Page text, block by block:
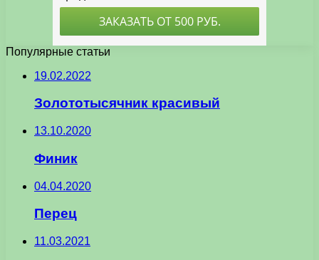
Популярные статьи
19.02.2022
Золототысячник красивый
13.10.2020
Финик
04.04.2020
Перец
11.03.2021